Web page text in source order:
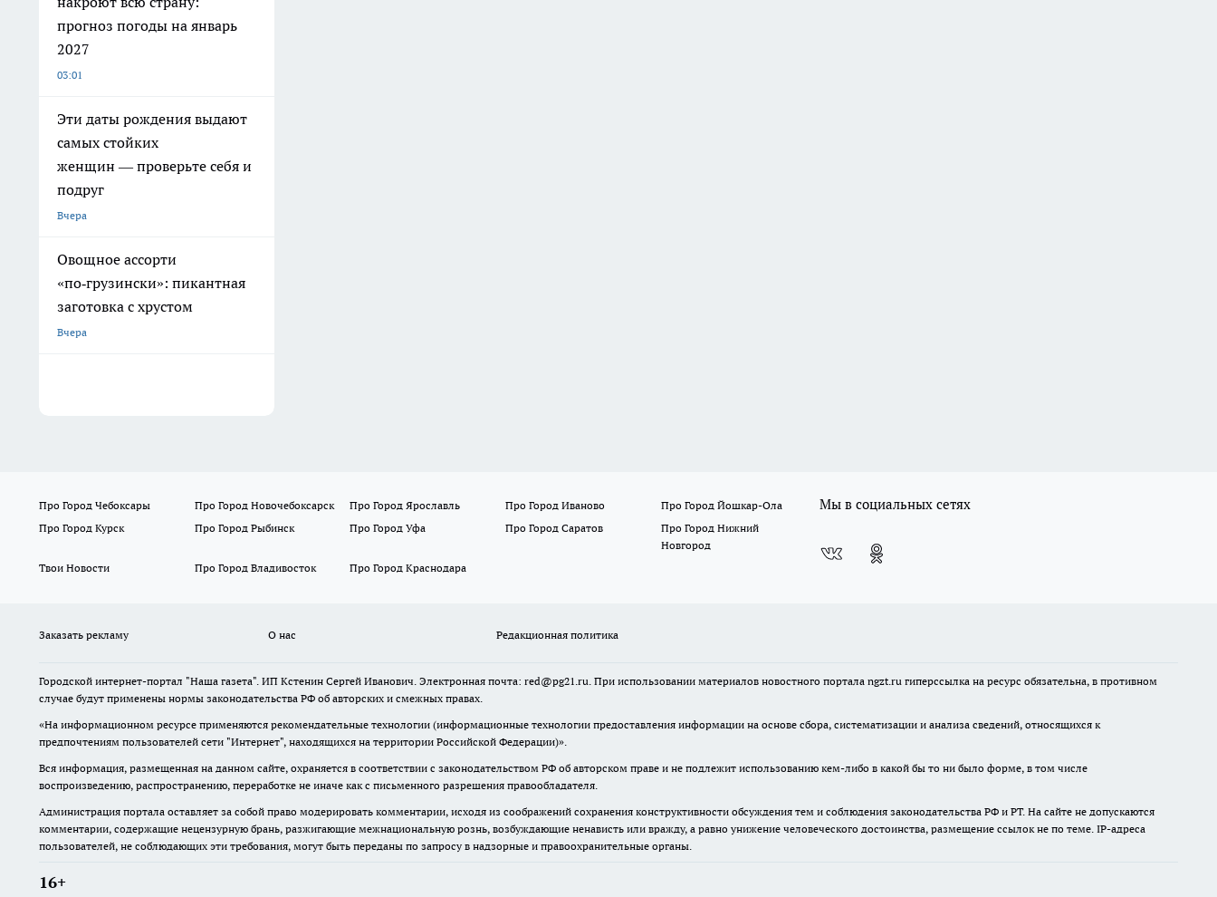
прогноз погоды на январь
2027
03:01
Эти даты рождения выдают
самых стойких
женщин — проверьте себя и
подруг
Вчера
Овощное ассорти
«по‑грузински»: пикантная
заготовка с хрустом
Вчера
Про Город Чебоксары Про Город Новочебоксарск Про Город Ярославль Про Город Иваново
Про Город Йошкар-Ола
Про Город Курск
Про Город Рыбинск Про Город Уфа Про Город Саратов
Про Город Нижний
Новгород
Твои Новости
Про Город Владивосток Про Город Краснодара
Мы в социальных сетях
Заказать рекламу О нас Редакционная политика
Городской интернет-портал "Наша газета". ИП Кстенин Сергей Иванович. Электронная почта: red@pg21.ru. При использовании материалов новостного портала ngzt.ru гиперссылка на ресурс обязательна, в противном
случае будут применены нормы законодательства РФ об авторских и смежных правах.
«На информационном ресурсе применяются рекомендательные технологии (информационные технологии предоставления информации на основе сбора, систематизации и анализа сведений, относящихся к
предпочтениям пользователей сети "Интернет", находящихся на территории Российской Федерации)».
Вся информация, размещенная на данном сайте, охраняется в соответствии с законодательством РФ об авторском праве и не подлежит использованию кем-либо в какой бы то ни было форме, в том числе
воспроизведению, распространению, переработке не иначе как с письменного разрешения правообладателя.
Администрация портала оставляет за собой право модерировать комментарии, исходя из соображений сохранения конструктивности обсуждения тем и соблюдения законодательства РФ и РТ. На сайте не допускаются
комментарии, содержащие нецензурную брань, разжигающие межнациональную рознь, возбуждающие ненависть или вражду, а равно унижение человеческого достоинства, размещение ссылок не по теме. IP-адреса
пользователей, не соблюдающих эти требования, могут быть переданы по запросу в надзорные и правоохранительные органы.
16+